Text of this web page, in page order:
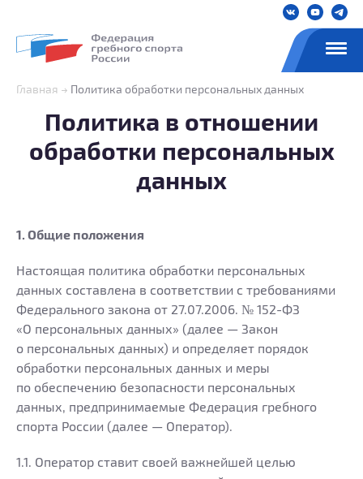
Главная Политика обработки персональных данных
Политика в отношении
обработки персональных
данных
1. Общие положения
Настоящая политика обработки персональных
данных составлена в соответствии с требованиями
Федерального закона от 27.07.2006. № 152-ФЗ
«О персональных данных» (далее — Закон
о персональных данных) и определяет порядок
обработки персональных данных и меры
по обеспечению безопасности персональных
данных, предпринимаемые Федерация гребного
спорта России (далее — Оператор).
1.1. Оператор ставит своей важнейшей целью